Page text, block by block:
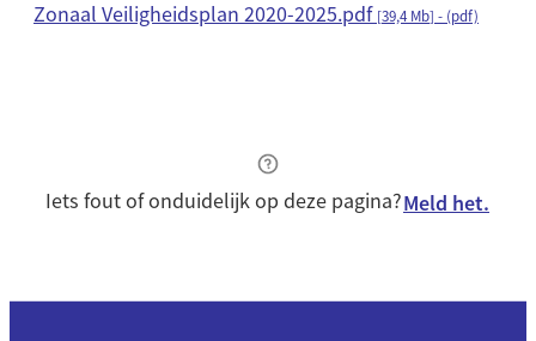
Zonaal Veiligheidsplan 2020-2025.pdf 39,4 Mb (pdf)
Iets fout of onduidelijk op deze pagina?Meld het.